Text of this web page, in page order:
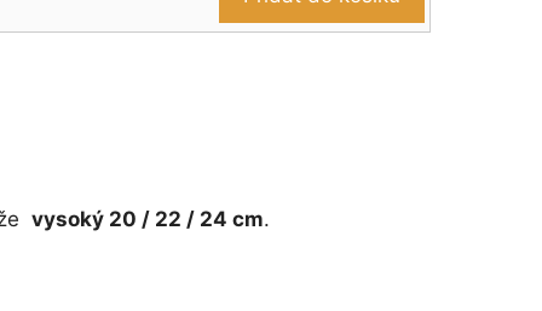
vysoký 20 / 22 / 24 cm.